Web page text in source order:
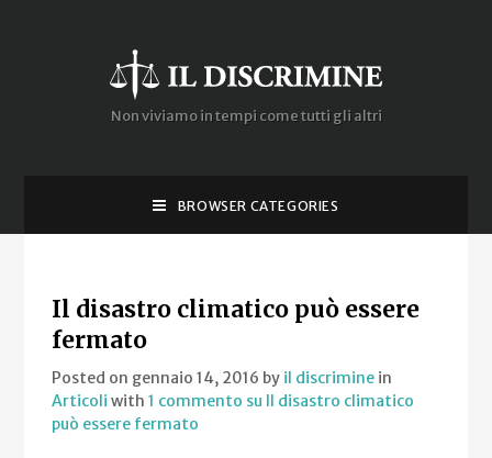
Non viviamo in tempi come tutti gli altri
BROWSER CATEGORIES
Il disastro climatico può essere
fermato
Posted on gennaio 14, 2016 by il discrimine in
Articoli with1 commento su Il disastro climatico
può essere fermato